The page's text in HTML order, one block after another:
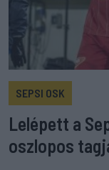
SEPSI OSK
Lelépett a
oszlopos